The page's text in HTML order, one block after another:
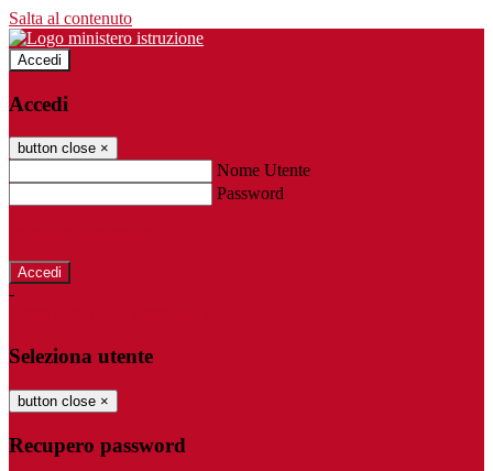
Salta al contenuto
Accedi
Accedi
button close ×
Nome Utente
Password
-
Seleziona utente
button close ×
Recupero password